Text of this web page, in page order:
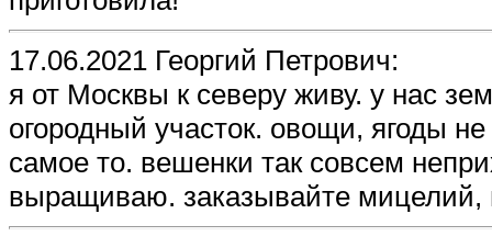
17.06.2021 Георгий Петрович:
я от Москвы к северу живу. у нас
огородный участок. овощи, ягоды
самое то. вешенки так совсем
выращиваю. заказывайте мицелий,